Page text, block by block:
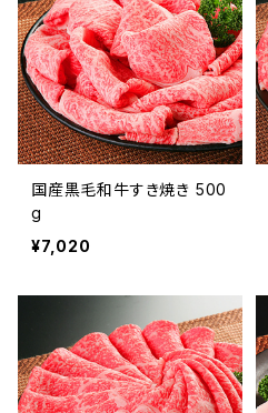
国産黒毛和牛すき焼き 500
g
¥7,020